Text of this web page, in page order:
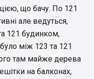
що бачу. По 121
але ведуться,
121 будинком,
між 123 та 121
там майже дерева
на балконах,